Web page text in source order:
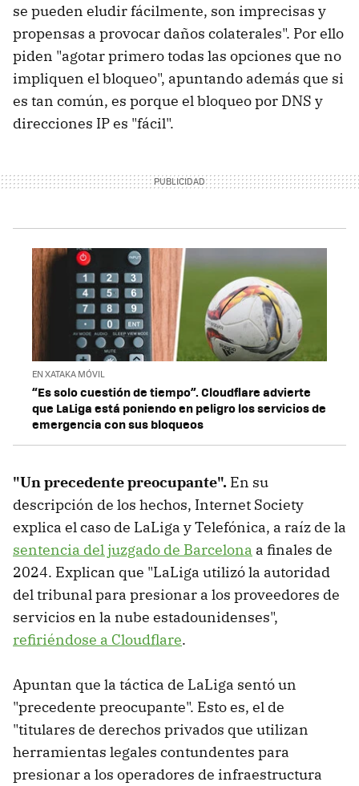
se pueden eludir fácilmente, son imprecisas y
propensas a provocar daños colaterales". Por ello
piden "agotar primero todas las opciones que no
impliquen el bloqueo", apuntando además que si
es tan común, es porque el bloqueo por DNS y
direcciones IP es "fácil".
EN XATAKA MÓVIL
“Es solo cuestión de tiempo”. Cloudflare advierte
que LaLiga está poniendo en peligro los servicios de
emergencia con sus bloqueos
"Un precedente preocupante". En su
descripción de los hechos, Internet Society
explica el caso de LaLiga y Telefónica, a raíz de la
sentencia del juzgado de Barcelona a finales de
2024. Explican que "LaLiga utilizó la autoridad
del tribunal para presionar a los proveedores de
servicios en la nube estadounidenses",
refiriéndose a Cloudflare.
Apuntan que la táctica de LaLiga sentó un
"precedente preocupante". Esto es, el de
"titulares de derechos privados que utilizan
herramientas legales contundentes para
presionar a los operadores de infraestructura